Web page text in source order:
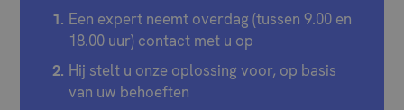
Een expert neemt overdag (tussen 9.00 en
18.00 uur) contact met u op
Hij stelt u onze oplossing voor, op basis
van uw behoeften